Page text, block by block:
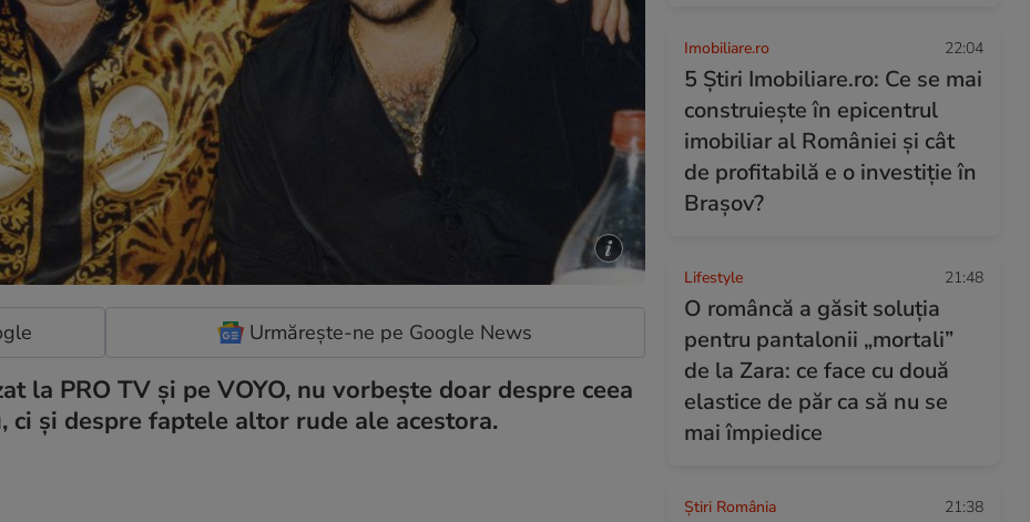
Urmărește-ne pe Google News
la PRO TV și pe VOYO, nu vorbește doar despre ceea
și despre faptele altor rude ale acestora.
Imobiliare.ro 22:04
5 Știri Imobiliare.ro: Ce se mai
construiește în epicentrul
imobiliar al României și cât
de profitabilă e o investiție în
Brașov?
Lifestyle 21:48
O româncă a găsit soluția
pentru pantalonii „mortali”
de la Zara: ce face cu două
elastice de păr ca să nu se
mai împiedice
Știri România 21:38